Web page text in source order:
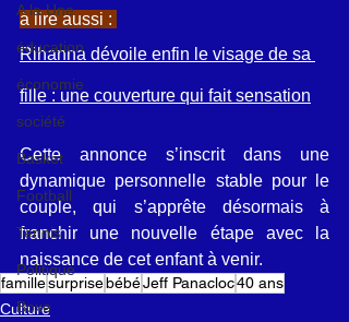
A la Une
éducation
économie
société
Basket
Football
Tennis
Politique
Boxe
à lire aussi :
Rihanna dévoile enfin le visage de sa
fille : une couverture qui fait sensation
Cette annonce s’inscrit dans une
dynamique personnelle stable pour le
couple, qui s’apprête désormais à
franchir une nouvelle étape avec la
naissance de cet enfant à venir.
famillesurprisebébéJeff Panacloc40 ans
Culture